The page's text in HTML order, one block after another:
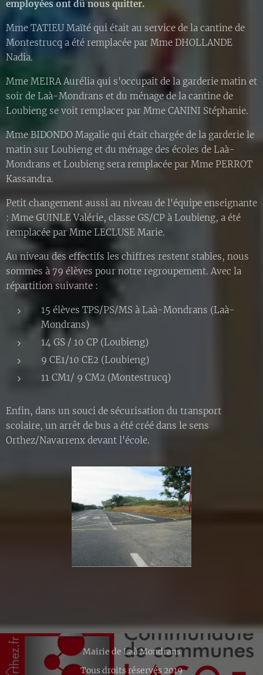
employées ont dû nous quitter.
Mme TATIEU Maïté qui était au service de la cantine de
Montestrucq a été remplacée par Mme DHOLLANDE
Nadia.
Mme MEIRA Aurélia qui s'occupait de la garderie matin et
soir de Laà-Mondrans et du ménage de la cantine de
Loubieng se voit remplacer par Mme CANINI Stéphanie.
Mme BIDONDO Magalie qui était chargée de la garderie le
matin sur Loubieng et du ménage des écoles de Laà-
Mondrans et Loubieng sera remplacée par Mme PERROT
Kassandra.
Petit changement aussi au niveau de l'équipe enseignante
: Mme GUINLE Valérie, classe GS/CP à Loubieng, a été
remplacée par Mme LECLUSE Marie.
Au niveau des effectifs les chiffres restent stables, nous
sommes à 79 élèves pour notre regroupement. Avec la
répartition suivante :
15 élèves TPS/PS/MS à Laà-Mondrans (Laà-
Mondrans)
14 GS / 10 CP (Loubieng)
9 CE1/10 CE2 (Loubieng)
11 CM1/ 9 CM2 (Montestrucq)
Enfin, dans un souci de sécurisation du transport
scolaire, un arrêt de bus a été créé dans le sens
Orthez/Navarrenx devant l'école.
Mairie de Laà Mondrans
Tous droits réservés 2019